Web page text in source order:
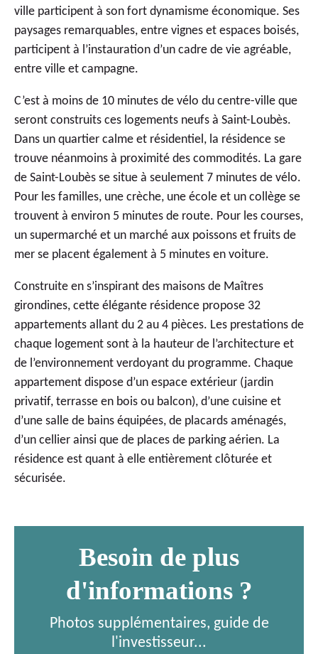
ville participent à son fort dynamisme économique. Ses
paysages remarquables, entre vignes et espaces boisés,
participent à l’instauration d’un cadre de vie agréable,
entre ville et campagne.
C’est à moins de 10 minutes de vélo du centre-ville que
seront construits ces logements neufs à Saint-Loubès.
Dans un quartier calme et résidentiel, la résidence se
trouve néanmoins à proximité des commodités. La gare
de Saint-Loubès se situe à seulement 7 minutes de vélo.
Pour les familles, une crèche, une école et un collège se
trouvent à environ 5 minutes de route. Pour les courses,
un supermarché et un marché aux poissons et fruits de
mer se placent également à 5 minutes en voiture.
Construite en s’inspirant des maisons de Maîtres
girondines, cette élégante résidence propose 32
appartements allant du 2 au 4 pièces. Les prestations de
chaque logement sont à la hauteur de l’architecture et
de l’environnement verdoyant du programme. Chaque
appartement dispose d’un espace extérieur (jardin
privatif, terrasse en bois ou balcon), d’une cuisine et
d’une salle de bains équipées, de placards aménagés,
d’un cellier ainsi que de places de parking aérien. La
résidence est quant à elle entièrement clôturée et
sécurisée.
Besoin de plus
d'informations ?
Photos supplémentaires, guide de
l'investisseur...